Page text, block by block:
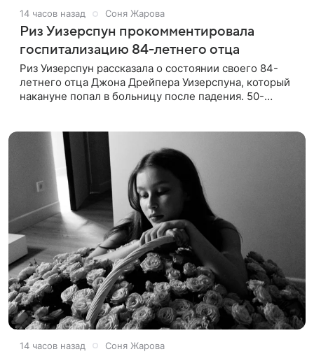
14 часов назад Соня Жарова
Риз Уизерспун прокомментировала
госпитализацию 84-летнего отца
Риз Уизерспун рассказала о состоянии своего 84-
летнего отца Джона Дрейпера Уизерспуна, который
накануне попал в больницу после падения. 50-
14 часов назад Соня Жарова